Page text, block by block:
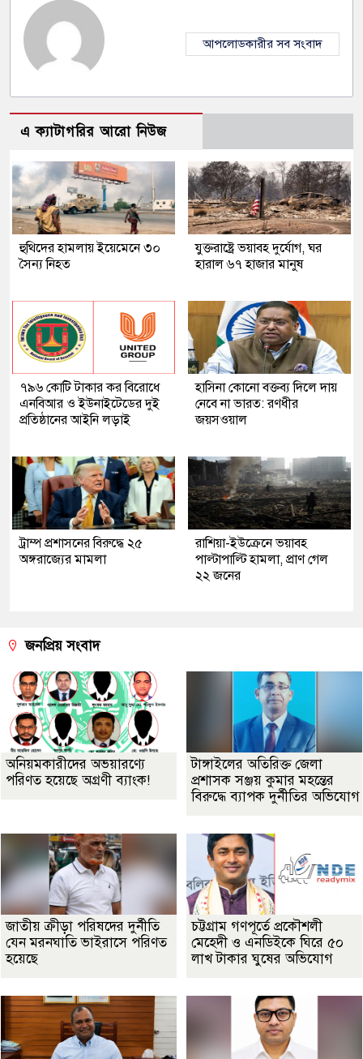
আপলোডকারীর সব সংবাদ
এ ক্যাটাগরির আরো নিউজ
হুথিদের হামলায় ইয়েমেনে ৩০
সৈন্য নিহত
যুক্তরাষ্ট্রে ভয়াবহ দুর্যোগ, ঘর
হারাল ৬৭ হাজার মানুষ
৭৯৬ কোটি টাকার কর বিরোধে
এনবিআর ও ইউনাইটেডের দুই
প্রতিষ্ঠানের আইনি লড়াই
হাসিনা কোনো বক্তব্য দিলে দায়
নেবে না ভারত: রণধীর
জয়সওয়াল
ট্রাম্প প্রশাসনের বিরুদ্ধে ২৫
অঙ্গরাজ্যের মামলা
রাশিয়া-ইউক্রেনে ভয়াবহ
পাল্টাপাল্টি হামলা, প্রাণ গেল
২২ জনের
জনপ্রিয় সংবাদ
অনিয়মকারীদের অভয়ারণ্যে
পরিণত হয়েছে অগ্রণী ব্যাংক!
টাঙ্গাইলের অতিরিক্ত জেলা
প্রশাসক সঞ্জয় কুমার মহন্তের
বিরুদ্ধে ব্যাপক দুর্নীতির অভিযোগ
জাতীয় ক্রীড়া পরিষদের দুর্নীতি
যেন মরনঘাতি ভাইরাসে পরিণত
হয়েছে
চট্টগ্রাম গণপূর্তে প্রকৌশলী
মেহেদী ও এনডিইকে ঘিরে ৫০
লাখ টাকার ঘুষের অভিযোগ